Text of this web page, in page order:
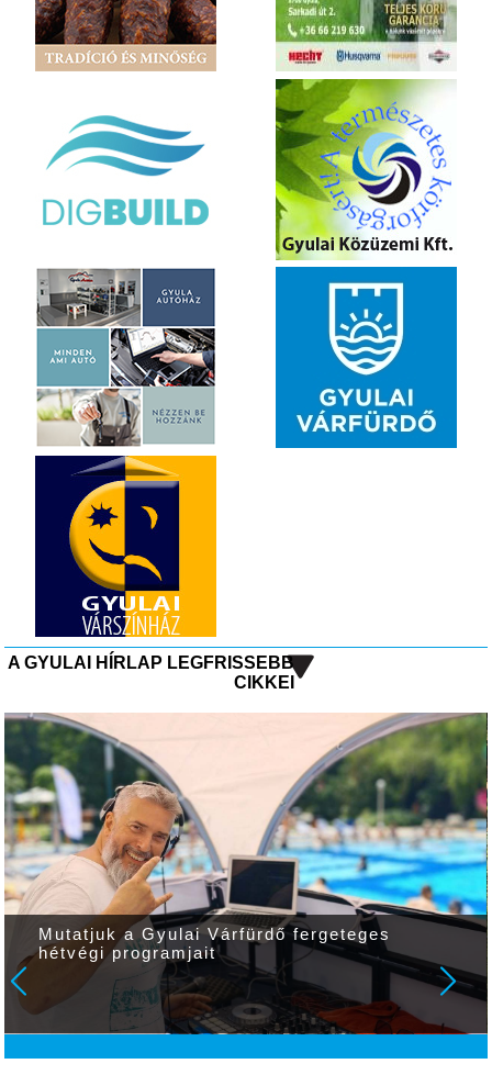
A GYULAI HÍRLAP LEGFRISSEBB
CIKKEI
Mutatjuk a Gyulai Várfürdő fergeteges
hétvégi programjait